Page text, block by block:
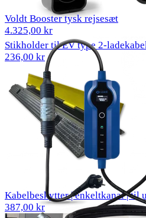
Stikholder til EV type 2-
236,00 kr
Kabelbeskytter | enkeltkanal | til
387,00 kr
Voldt Booster tysk rejsesæt
4.325,00 kr